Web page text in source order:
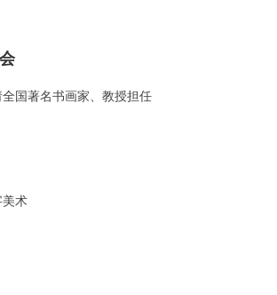
国著名书画家、教授担任
美术